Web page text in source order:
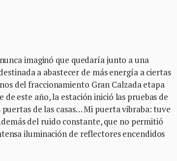
imaginó que quedaría junto a una
a abastecer de más energía a ciertas
del fraccionamiento Gran Calzada etapa
este año, la estación inició las pruebas de
de las casas… Mi puerta vibraba: tuve
del ruido constante, que no permitió
iluminación de reflectores encendidos